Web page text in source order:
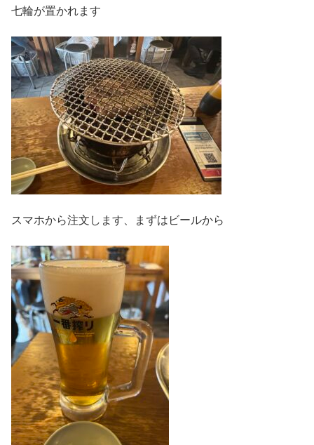
七輪が置かれます
スマホから注文します、まずはビールから